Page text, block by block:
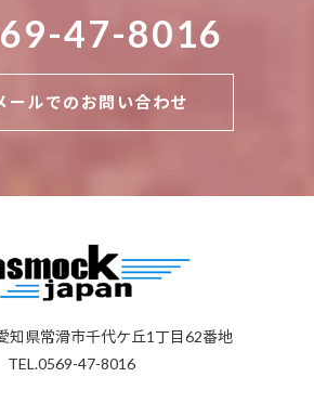
ーアルしました。
47-8016
ールでのお問い合わせ
知県常滑市千代ケ丘1丁目62番地
TEL.0569-47-8016